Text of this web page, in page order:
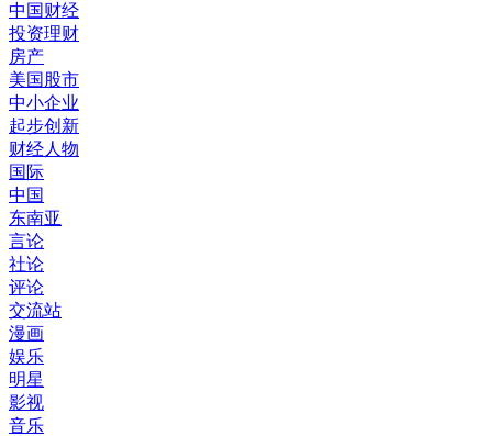
中国财经
投资理财
房产
美国股市
中小企业
起步创新
财经人物
国际
中国
东南亚
言论
社论
评论
交流站
漫画
娱乐
明星
影视
音乐